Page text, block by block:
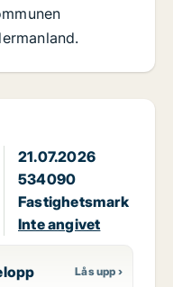
21.07.2026
534090
Fastighetsmark
Inte angivet